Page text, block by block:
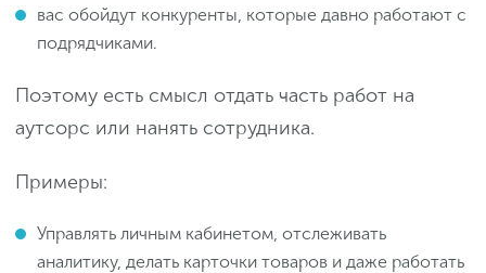
вас обойдут конкуренты, которые давно работают с
подрядчиками.
Поэтому есть смысл отдать часть работ на
аутсорс или нанять сотрудника.
Примеры:
Управлять личным кабинетом, отслеживать
аналитику, делать карточки товаров и даже работать